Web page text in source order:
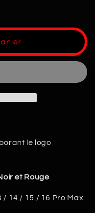
le logo
et Rouge
/ 14 / 15 / 16 Pro Max